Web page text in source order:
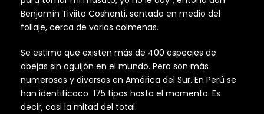
Benjamín Tiviito Coshanti, sentado en medio del
follaje, cerca de varias colmenas.
Se estima que existen más de 400 especies de
abejas sin aguijón en el mundo. Pero son más
numerosas y diversas en América del Sur. En Perú se
han identificaco 175 tipos hasta el momento. Es
decir, casi la mitad del total.